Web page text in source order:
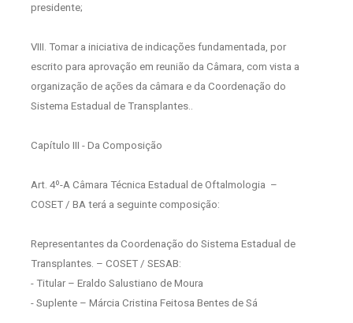
presidente;
VIII. Tomar a iniciativa de indicações fundamentada, por
escrito para aprovação em reunião da Câmara, com vista a
organização de ações da câmara e da Coordenação do
Sistema Estadual de Transplantes..
Capítulo III - Da Composição
Art. 4º-A Câmara Técnica Estadual de Oftalmologia –
COSET / BA terá a seguinte composição:
Representantes da Coordenação do Sistema Estadual de
Transplantes. – COSET / SESAB:
- Titular – Eraldo Salustiano de Moura
- Suplente – Márcia Cristina Feitosa Bentes de Sá